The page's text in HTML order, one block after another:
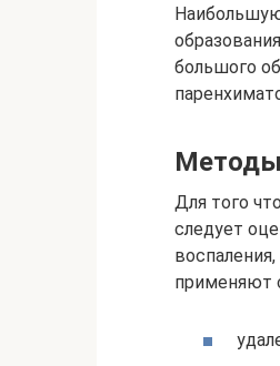
большого
Методы
Для того
следует
применяют